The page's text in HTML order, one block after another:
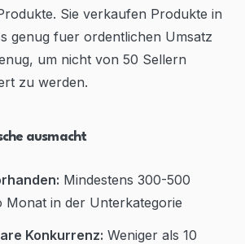
Sie verkaufen Produkte in
genug fuer ordentlichen Umsatz
um nicht von 50 Sellern
zu werden.
ausmacht
Mindestens 300-500
Monat in der Unterkategorie
Konkurrenz: Weniger als 10